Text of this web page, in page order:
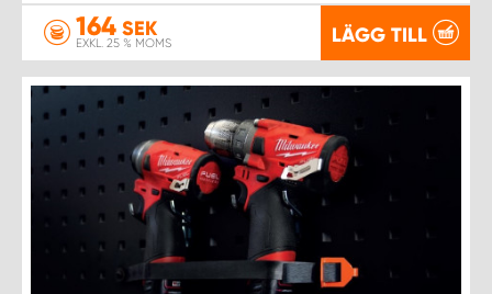
164 SEK
EXKL. 25 % MOMS LÄGG TILL